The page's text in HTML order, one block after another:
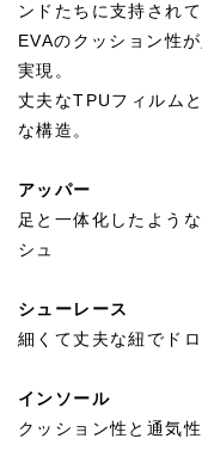
ンドたちに支持され
EVAのクッション性
実現。
丈夫なTPUフィルム
な構造。
アッパー
足と一体化したよう
シュ
シューレース
細くて丈夫な紐でド
インソール
クッション性と通気